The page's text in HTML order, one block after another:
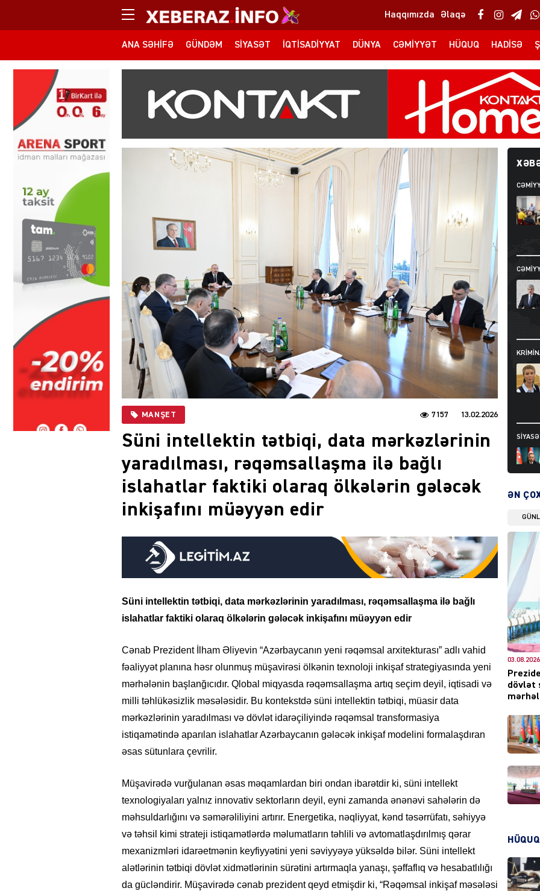
Haqqımızda Əlaqə
ANA SƏHIFƏ GÜNDƏM SIYASƏT İQTISADIYYAT DÜNYA CƏMIYYƏT HÜQUQ HADISƏ
MANŞET 13.02.2026
7157
Süni intellektin tətbiqi, data mərkəzlərinin
yaradılması, rəqəmsallaşma ilə bağlı
islahatlar faktiki olaraq ölkələrin gələcək
inkişafını müəyyən edir
Süni intellektin tətbiqi, data mərkəzlərinin yaradılması, rəqəmsallaşma ilə bağlı
islahatlar faktiki olaraq ölkələrin gələcək inkişafını müəyyən edir
Cənab Prezident İlham Əliyevin “Azərbaycanın yeni rəqəmsal arxitekturası” adlı vahid
fəaliyyət planına həsr olunmuş müşavirəsi ölkənin texnoloji inkişaf strategiyasında yeni
mərhələnin başlanğıcıdır. Qlobal miqyasda rəqəmsallaşma artıq seçim deyil, iqtisadi və
milli təhlükəsizlik məsələsidir. Bu kontekstdə süni intellektin tətbiqi, müasir data
mərkəzlərinin yaradılması və dövlət idarəçiliyində rəqəmsal transformasiya
istiqamətində aparılan islahatlar Azərbaycanın gələcək inkişaf modelini formalaşdıran
əsas sütunlara çevrilir.
Müşavirədə vurğulanan əsas məqamlardan biri ondan ibarətdir ki, süni intellekt
texnologiyaları yalnız innovativ sektorların deyil, eyni zamanda ənənəvi sahələrin də
məhsuldarlığını və səmərəliliyini artırır. Energetika, nəqliyyat, kənd təsərrüfatı, səhiyyə
və təhsil kimi strateji istiqamətlərdə məlumatların təhlili və avtomatlaşdırılmış qərar
mexanizmləri idarəetmənin keyfiyyətini yeni səviyyəyə yüksəldə bilər. Süni intellekt
alətlərinin tətbiqi dövlət xidmətlərinin sürətini artırmaqla yanaşı, şəffaflıq və hesabatlılığı
da gücləndirir. Müşavirədə cənab prezident qeyd etmişdir ki, “Rəqəmsal inkişaf məsələsi
DÜNYA
DÜNYA
XARİCİ
ƏN
03.08.2026
dövlət
HÜQUQ